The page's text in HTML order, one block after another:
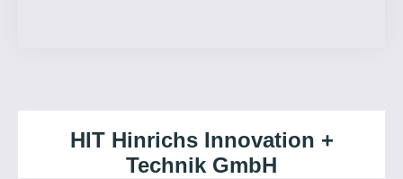
HIT Hinrichs Innovation +
Technik GmbH